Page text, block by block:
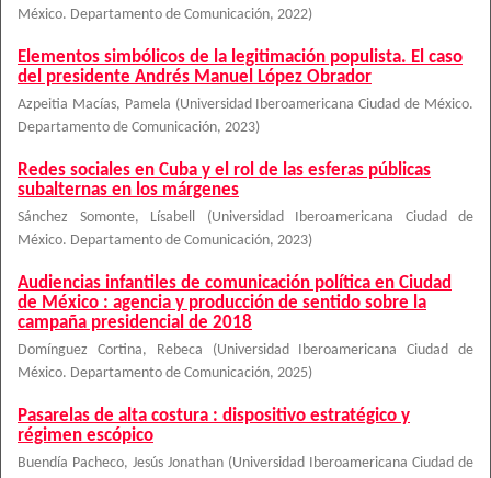
México. Departamento de Comunicación, 2022)
Elementos simbólicos de la legitimación populista. El caso
del presidente Andrés Manuel López Obrador
Azpeitia Macías, Pamela (Universidad Iberoamericana Ciudad de México.
Departamento de Comunicación, 2023)
Redes sociales en Cuba y el rol de las esferas públicas
subalternas en los márgenes
Sánchez Somonte, Lísabell (Universidad Iberoamericana Ciudad de
México. Departamento de Comunicación, 2023)
Audiencias infantiles de comunicación política en Ciudad
de México : agencia y producción de sentido sobre la
campaña presidencial de 2018
Domínguez Cortina, Rebeca (Universidad Iberoamericana Ciudad de
México. Departamento de Comunicación, 2025)
Pasarelas de alta costura : dispositivo estratégico y
régimen escópico
Buendía Pacheco, Jesús Jonathan (Universidad Iberoamericana Ciudad de